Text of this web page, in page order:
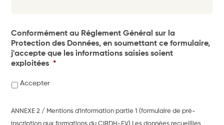
Conformément au Réglement Général sur la
Protection des Données, en soumettant ce formulaire,
j'accepte que les informations saisies soient
exploitées *
Accepter
ANNEXE 2 / Mentions d'information partie 1 (formulaire de pré-